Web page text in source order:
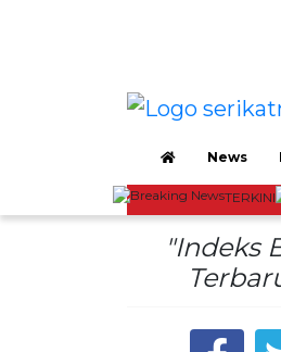
News
TERKINI
Lestarikan Tradisi
"Indeks